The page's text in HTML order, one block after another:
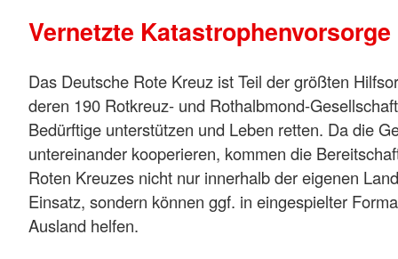
Vernetzte Katastrophenvorsorge
Das Deutsche Rote Kreuz ist Teil der größten
deren 190 Rotkreuz- und Rothalbmond-
Bedürftige unterstützen und Leben retten. Da die
untereinander kooperieren, kommen die
Roten Kreuzes nicht nur innerhalb der eigenen
Einsatz, sondern können ggf. in eingespielter
Ausland helfen.